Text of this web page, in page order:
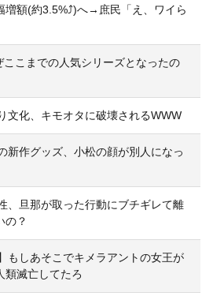
増額(約3.5%⤴)へ→庶民「え、ワイら
ここまでの人気シリーズとなったの
文化、キモオタに破壊されるWWW
新作グッズ、小松の顔が別人になっ
、旦那が取った行動にブチギレて離
の？
もしあそこでキメラアントの女王が
類滅亡してたろ